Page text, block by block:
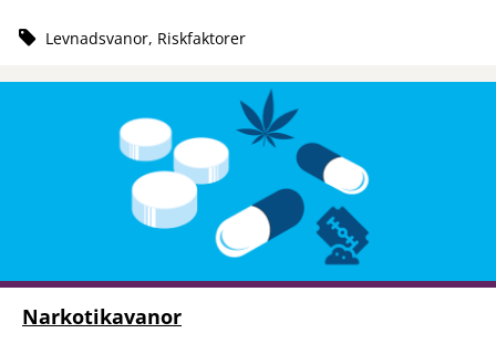
Levnadsvanor, Riskfaktorer
Narkotikavanor